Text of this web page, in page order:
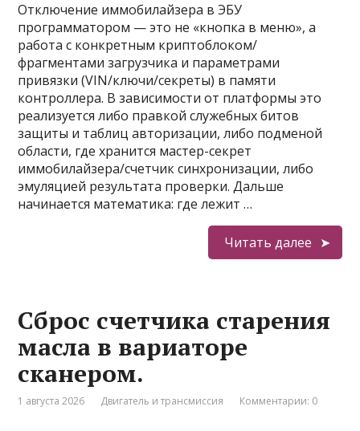
Отключение иммобилайзера в ЭБУ
программатором — это не «кнопка в меню», а
работа с конкретным криптоблоком/
фрагментами загрузчика и параметрами
привязки (VIN/ключи/секреты) в памяти
контроллера. В зависимости от платформы это
реализуется либо правкой служебных битов
защиты и таблиц авторизации, либо подменой
области, где хранится мастер-секрет
иммобилайзера/счетчик синхронизации, либо
эмуляцией результата проверки. Дальше
начинается математика: где лежит …
Читать далее
Сброс счетчика старения
масла в вариаторе
сканером.
1 августа 2026 Двигатель и трансмиссия Комментарии: 0